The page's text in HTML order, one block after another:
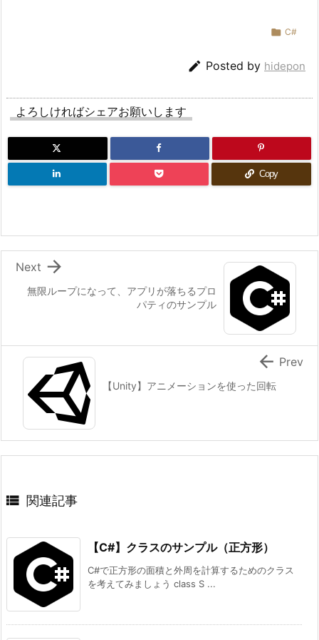
 C#
 Posted by hidepon
よろしければシェアお願いします
Copy
無限ループになって、アプリが落ちるプロ
パティのサンプル

Next
【Unity】アニメーションを使った回転
 Prev
 関連記事
【C#】クラスのサンプル（正方形）
C#で正方形の面積と外周を計算するためのクラス
を考えてみましょう class S ...